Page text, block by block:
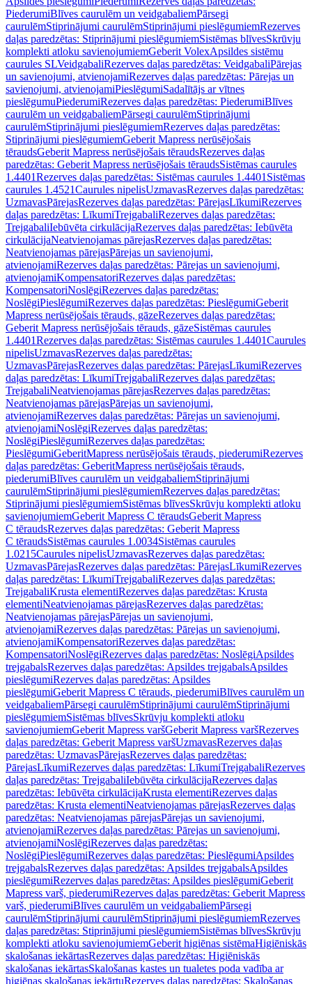
PiederumiBlīves caurulēm un veidgabaliemPārsegi
caurulēmStiprinājumi caurulēmStiprinājumi pieslēgumiemRezerves
daļas paredzētas: Stiprinājumi pieslēgumiemSistēmas blīvesSkrūvju
komplekti atloku savienojumiemGeberit VolexApsildes sistēmu
caurules SLVeidgabaliRezerves daļas paredzētas: VeidgabaliPārejas
un savienojumi, atvienojamiRezerves daļas paredzētas: Pārejas un
savienojumi, atvienojamiPieslēgumiSadalītājs ar vītnes
pieslēgumuPiederumiRezerves daļas paredzētas: PiederumiBlīves
caurulēm un veidgabaliemPārsegi caurulēmStiprinājumi
caurulēmStiprinājumi pieslēgumiemRezerves daļas paredzētas:
Stiprinājumi pieslēgumiemGeberit Mapress nerūsējošais
tēraudsGeberit Mapress nerūsējošais tēraudsRezerves daļas
paredzētas: Geberit Mapress nerūsējošais tēraudsSistēmas caurules
1.4401Rezerves daļas paredzētas: Sistēmas caurules 1.4401 Sistēmas
caurules 1.4521Caurules nipelisUzmavasRezerves daļas paredzētas:
UzmavasPārejasRezerves daļas paredzētas: PārejasLīkumiRezerves
daļas paredzētas: LīkumiTrejgabaliRezerves daļas paredzētas:
TrejgabaliIebūvēta cirkulācijaRezerves daļas paredzētas: Iebūvēta
cirkulācijaNeatvienojamas pārejasRezerves daļas paredzētas:
Neatvienojamas pārejasPārejas un savienojumi,
atvienojamiRezerves daļas paredzētas: Pārejas un savienojumi,
atvienojamiKompensatoriRezerves daļas paredzētas:
KompensatoriNoslēgiRezerves daļas paredzētas:
NoslēgiPieslēgumiRezerves daļas paredzētas: PieslēgumiGeberit
Mapress nerūsējošais tērauds, gāzeRezerves daļas paredzētas:
Geberit Mapress nerūsējošais tērauds, gāzeSistēmas caurules
1.4401Rezerves daļas paredzētas: Sistēmas caurules 1.4401Caurules
nipelisUzmavasRezerves daļas paredzētas:
UzmavasPārejasRezerves daļas paredzētas: PārejasLīkumiRezerves
daļas paredzētas: LīkumiTrejgabaliRezerves daļas paredzētas:
TrejgabaliNeatvienojamas pārejasRezerves daļas paredzētas:
Neatvienojamas pārejasPārejas un savienojumi,
atvienojamiRezerves daļas paredzētas: Pārejas un savienojumi,
atvienojamiNoslēgiRezerves daļas paredzētas:
NoslēgiPieslēgumiRezerves daļas paredzētas:
PieslēgumiGeberitMapress nerūsējošais tērauds, piederumiRezerves
daļas paredzētas: GeberitMapress nerūsējošais tērauds,
piederumiBlīves caurulēm un veidgabaliemStiprinājumi
caurulēmStiprinājumi pieslēgumiemRezerves daļas paredzētas:
Stiprinājumi pieslēgumiemSistēmas blīvesSkrūvju komplekti atloku
savienojumiemGeberit Mapress C tēraudsGeberit Mapress
C tēraudsRezerves daļas paredzētas: Geberit Mapress
C tēraudsSistēmas caurules 1.0034Sistēmas caurules
1.0215Caurules nipelisUzmavasRezerves daļas paredzētas:
UzmavasPārejasRezerves daļas paredzētas: PārejasLīkumiRezerves
daļas paredzētas: LīkumiTrejgabaliRezerves daļas paredzētas:
TrejgabaliKrusta elementiRezerves daļas paredzētas: Krusta
elementiNeatvienojamas pārejasRezerves daļas paredzētas:
Neatvienojamas pārejasPārejas un savienojumi,
atvienojamiRezerves daļas paredzētas: Pārejas un savienojumi,
atvienojamiKompensatoriRezerves daļas paredzētas:
KompensatoriNoslēgiRezerves daļas paredzētas: NoslēgiApsildes
trejgabalsRezerves daļas paredzētas: Apsildes trejgabalsApsildes
pieslēgumiRezerves daļas paredzētas: Apsildes
pieslēgumiGeberit Mapress C tērauds, piederumiBlīves caurulēm un
veidgabaliemPārsegi caurulēmStiprinājumi caurulēmStiprinājumi
pieslēgumiemSistēmas blīvesSkrūvju komplekti atloku
savienojumiemGeberit Mapress varšGeberit Mapress varšRezerves
daļas paredzētas: Geberit Mapress varšUzmavasRezerves daļas
paredzētas: UzmavasPārejasRezerves daļas paredzētas:
PārejasLīkumiRezerves daļas paredzētas: LīkumiTrejgabaliRezerves
daļas paredzētas: TrejgabaliIebūvēta cirkulācijaRezerves daļas
paredzētas: Iebūvēta cirkulācijaKrusta elementiRezerves daļas
paredzētas: Krusta elementiNeatvienojamas pārejasRezerves daļas
paredzētas: Neatvienojamas pārejasPārejas un savienojumi,
atvienojamiRezerves daļas paredzētas: Pārejas un savienojumi,
atvienojamiNoslēgiRezerves daļas paredzētas:
NoslēgiPieslēgumiRezerves daļas paredzētas: PieslēgumiApsildes
trejgabalsRezerves daļas paredzētas: Apsildes trejgabalsApsildes
pieslēgumiRezerves daļas paredzētas: Apsildes pieslēgumiGeberit
Mapress varš, piederumiRezerves daļas paredzētas: Geberit Mapress
varš, piederumiBlīves caurulēm un veidgabaliemPārsegi
caurulēmStiprinājumi caurulēmStiprinājumi pieslēgumiemRezerves
daļas paredzētas: Stiprinājumi pieslēgumiemSistēmas blīvesSkrūvju
komplekti atloku savienojumiemGeberit higiēnas sistēmaHigiēniskās
skalošanas iekārtasRezerves daļas paredzētas: Higiēniskās
skalošanas iekārtasSkalošanas kastes un tualetes poda vadība ar
higiēnas skalošanas iekārtuRezerves daļas paredzētas: Skalošanas